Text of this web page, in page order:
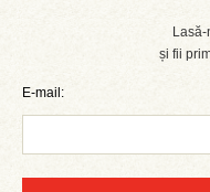
și fii
E-mail: